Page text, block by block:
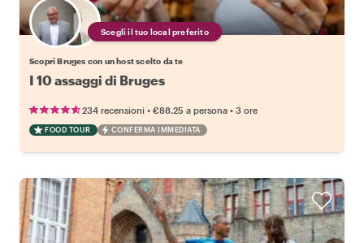
Scegli il tuo local preferito
Scopri Bruges con un host scelto da te
I 10 assaggi di Bruges
234 recensioni • €88.25 a persona • 3 ore
FOOD TOUR CONFERMA IMMEDIATA